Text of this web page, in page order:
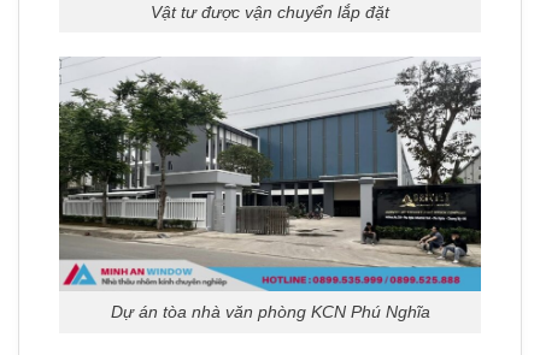
Vật tư được vận chuyển lắp đặt
Dự án tòa nhà văn phòng KCN Phú Nghĩa